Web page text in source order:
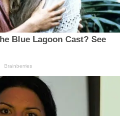
Blue Lagoon Cast? See
Brainberries